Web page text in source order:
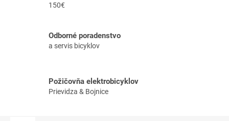
150€
Odborné poradenstvo
a servis bicyklov
Požičovňa elektrobicyklov
Prievidza & Bojnice